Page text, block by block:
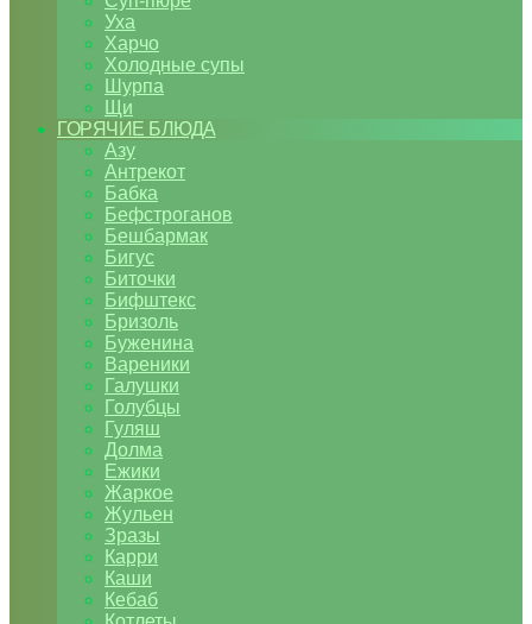
Уха
Харчо
Холодные супы
Шурпа
Щи
ГОРЯЧИЕ БЛЮДА
Азу
Антрекот
Бабка
Бефстроганов
Бешбармак
Бигус
Биточки
Бифштекс
Бризоль
Буженина
Вареники
Галушки
Голубцы
Гуляш
Долма
Ежики
Жаркое
Жульен
Зразы
Карри
Каши
Кебаб